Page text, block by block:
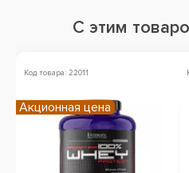
С этим
Код товара: 22011
Акционная цена